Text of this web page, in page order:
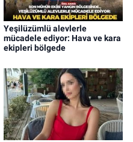
Yeşilüzümlü alevlerle
mücadele ediyor: Hava ve kara
ekipleri bölgede